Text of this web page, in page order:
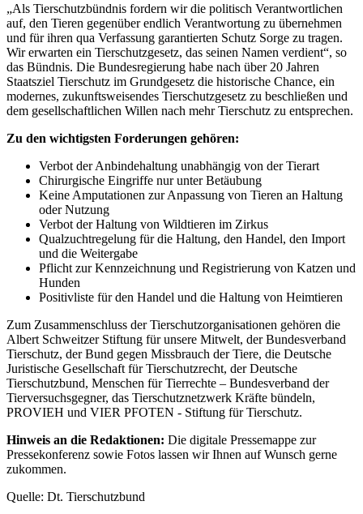
„Als Tierschutzbündnis fordern wir die politisch Verantwortlichen
auf, den Tieren gegenüber endlich Verantwortung zu übernehmen
und für ihren qua Verfassung garantierten Schutz Sorge zu tragen.
Wir erwarten ein Tierschutzgesetz, das seinen Namen verdient“, so
das Bündnis. Die Bundesregierung habe nach über 20 Jahren
Staatsziel Tierschutz im Grundgesetz die historische Chance, ein
modernes, zukunftsweisendes Tierschutzgesetz zu beschließen und
dem gesellschaftlichen Willen nach mehr Tierschutz zu entsprechen.
Zu den wichtigsten Forderungen gehören:
Verbot der Anbindehaltung unabhängig von der Tierart
Chirurgische Eingriffe nur unter Betäubung
Keine Amputationen zur Anpassung von Tieren an Haltung
oder Nutzung
Verbot der Haltung von Wildtieren im Zirkus
Qualzuchtregelung für die Haltung, den Handel, den Import
und die Weitergabe
Pflicht zur Kennzeichnung und Registrierung von Katzen und
Hunden
Positivliste für den Handel und die Haltung von Heimtieren
Zum Zusammenschluss der Tierschutzorganisationen gehören die
Albert Schweitzer Stiftung für unsere Mitwelt, der Bundesverband
Tierschutz, der Bund gegen Missbrauch der Tiere, die Deutsche
Juristische Gesellschaft für Tierschutzrecht, der Deutsche
Tierschutzbund, Menschen für Tierrechte – Bundesverband der
Tierversuchsgegner, das Tierschutznetzwerk Kräfte bündeln,
PROVIEH und VIER PFOTEN - Stiftung für Tierschutz.
Hinweis an die Redaktionen: Die digitale Pressemappe zur
Pressekonferenz sowie Fotos lassen wir Ihnen auf Wunsch gerne
zukommen.
Quelle: Dt. Tierschutzbund